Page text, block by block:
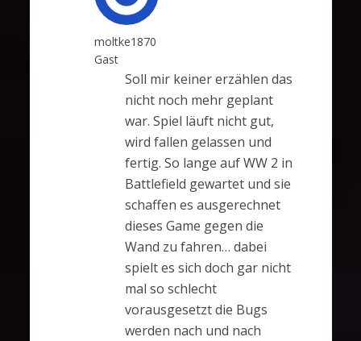
moltke1870
Gast
Soll mir keiner erzählen das
nicht noch mehr geplant
war. Spiel läuft nicht gut,
wird fallen gelassen und
fertig. So lange auf WW 2 in
Battlefield gewartet und sie
schaffen es ausgerechnet
dieses Game gegen die
Wand zu fahren… dabei
spielt es sich doch gar nicht
mal so schlecht
vorausgesetzt die Bugs
werden nach und nach